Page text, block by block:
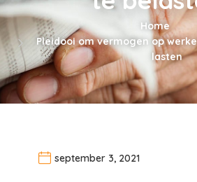
Home
Pleidooi om vermogen op
lasten
september 3, 2021